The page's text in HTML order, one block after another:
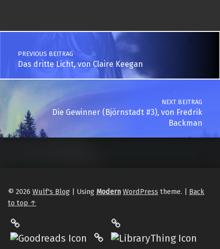
Post navigation
PREVIOUS BEITRAG
Das dritte Licht, von Claire Keegan
NEXT BEITRAG
Die Gewinner (Björnstadt #3), von Fredrik
Backman
© 2026 Wulf's Blog | Using Modern WordPress theme. | Back
to top ↑
Philantrop on Goodreads
Hardcover.App
Mastodon